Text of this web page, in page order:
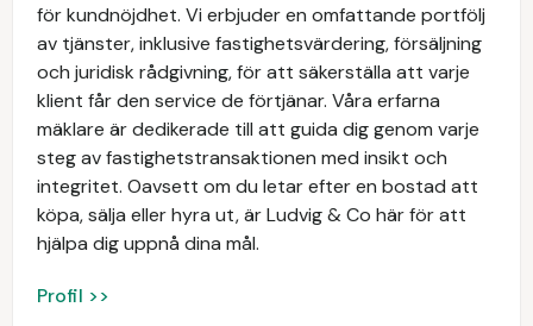
för kundnöjdhet. Vi erbjuder en omfattande portfölj
av tjänster, inklusive fastighetsvärdering, försäljning
och juridisk rådgivning, för att säkerställa att varje
klient får den service de förtjänar. Våra erfarna
mäklare är dedikerade till att guida dig genom varje
steg av fastighetstransaktionen med insikt och
integritet. Oavsett om du letar efter en bostad att
köpa, sälja eller hyra ut, är Ludvig & Co här för att
hjälpa dig uppnå dina mål.
Profil >>